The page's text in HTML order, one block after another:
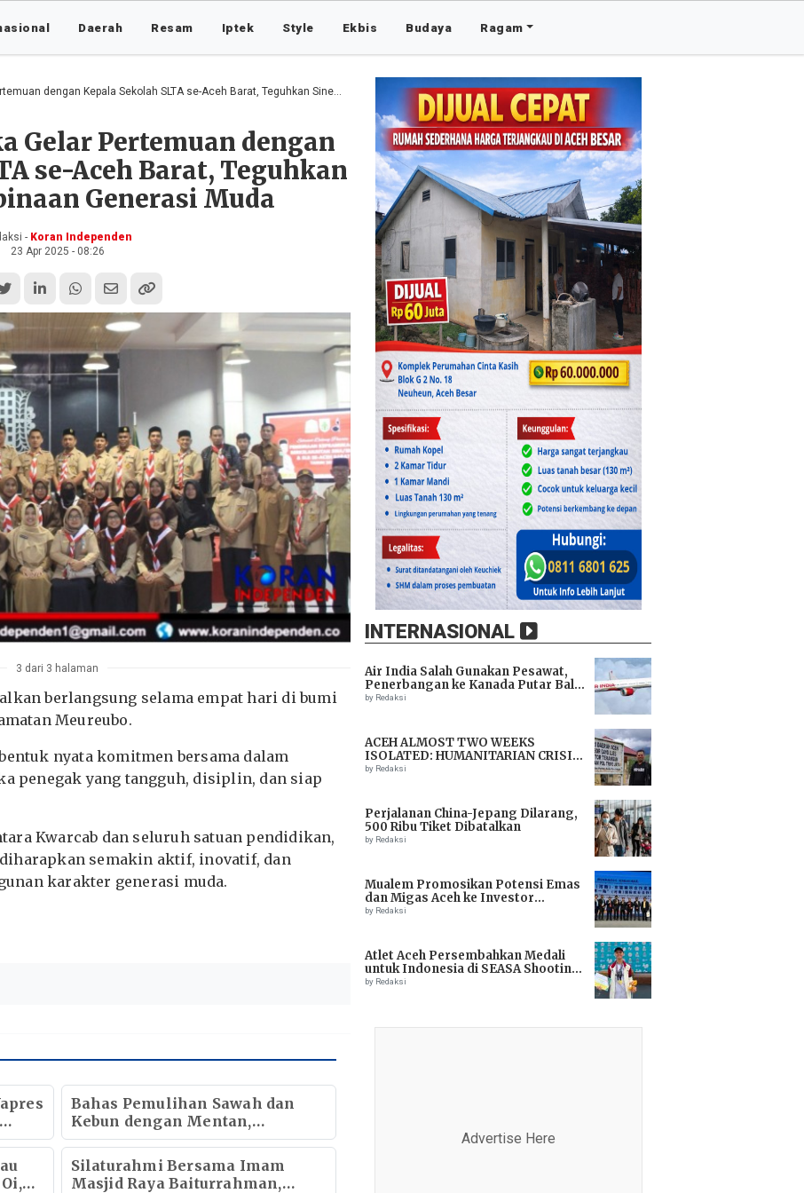
Daerah Resam Iptek Style Ekbis Budaya Ragam
Kepala Sekolah SLTA se-Aceh Barat, Teguhkan Sinergi Pembinaan Generasi Muda
Gelar Pertemuan dengan
se-Aceh Barat, Teguhkan
Generasi Muda
- Koran Independen
23 Apr 2025 - 08:26
3 dari 3 halaman
berlangsung selama empat hari di bumi
Meureubo.
nyata komitmen bersama dalam
penegak yang tangguh, disiplin, dan siap
Kwarcab dan seluruh satuan pendidikan,
semakin aktif, inovatif, dan
karakter generasi muda.
Bahas Pemulihan Sawah dan
Kebun dengan Mentan,
Gubernur Mualem: Kami Butuh
Dukungan Pak Menteri
Silaturahmi Bersama Imam
Masjid Raya Baiturrahman,
INTERNASIONAL
Air India Salah Gunakan Pesawat,
Penerbangan ke Kanada Putar Balik
Setelah 9 Jam di Udara
by Redaksi
ACEH ALMOST TWO WEEKS
ISOLATED: HUMANITARIAN CRISIS
THREATENS LIVES, IMMEDIATE
by Redaksi
Perjalanan China-Jepang Dilarang,
500 Ribu Tiket Dibatalkan
by Redaksi
Mualem Promosikan Potensi Emas
dan Migas Aceh ke Investor
Tiongkok
by Redaksi
Atlet Aceh Persembahkan Medali
untuk Indonesia di SEASA Shooting
Championship 2025
by Redaksi
Advertise Here